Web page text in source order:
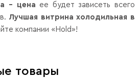
– цена ее будет зависеть всего
Лучшая витрина холодильная в
компании «Hold»!
товары